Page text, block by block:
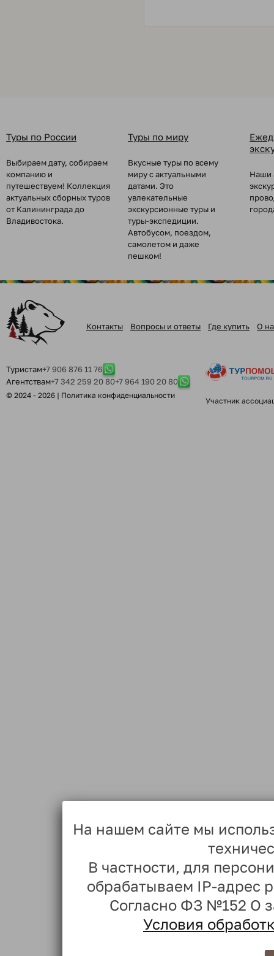
Туры по России
Выбираем дату, собираем
компанию и
путешествуем! Коллекция
актуальных сборных туров
от Калининграда до
Владивостока.
Туры по миру
Вкусные туры по всему
миру с актуальными
датами. Это
увлекательные
экскурсионные туры и
туры-экспедиции.
Автобусом, поездом,
самолетом и даже
пешком!
Наши
Контакты Вопросы и ответы Где купить О
Туристам+7 906 876 11 76
Агентствам+7 342 259 20 80+7 964 190 20 80
© 2024 - 2026 | Политика конфиденциальности
Участник
На нашем сайте мы
В частности, для
обрабатываем IP-адрес
Согласно ФЗ №152 О
Условия